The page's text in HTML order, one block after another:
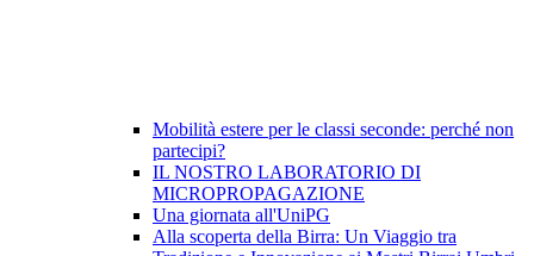
Mobilità estere per le classi seconde: perché non
partecipi?
IL NOSTRO LABORATORIO DI
MICROPROPAGAZIONE
Una giornata all'UniPG
Alla scoperta della Birra: Un Viaggio tra